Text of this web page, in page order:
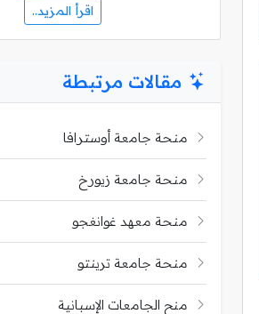
اقرأ المزيد..
مقالات مرتبطة
منحة جامعة أوسترافا
منحة جامعة زيورخ
منحة معهد غوانغجو
منحة جامعة ترينتو
منح الجامعات الإسبانية